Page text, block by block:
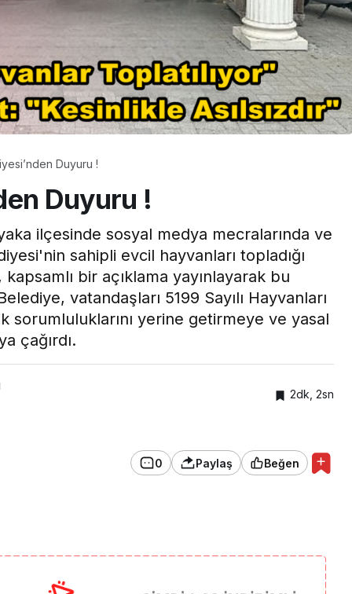
Duyuru !
Duyuru !
ilçesinde sosyal medya mecralarında ve
sahipli evcil hayvanları topladığı
bir açıklama yayınlayarak bu
vatandaşları 5199 Sayılı Hayvanları
sorumluluklarını yerine getirmeye ve yasal
çağırdı.
2dk, 2sn
0 Paylaş Beğen
Dünya
Gündem
TMO Fındık Fiyatını
Açıkladı: Fındık Üreticisi
Hayal Kırıklığı Yaşadı